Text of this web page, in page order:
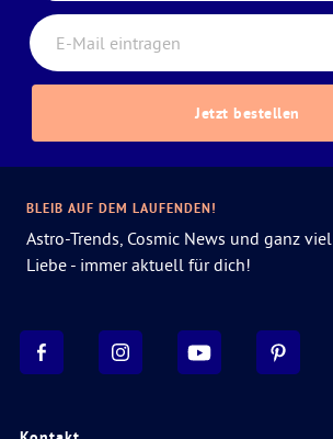
Jetzt bestellen
BLEIB AUF DEM LAUFENDEN!
Astro-Trends, Cosmic News und ganz viel
Liebe - immer aktuell für dich!